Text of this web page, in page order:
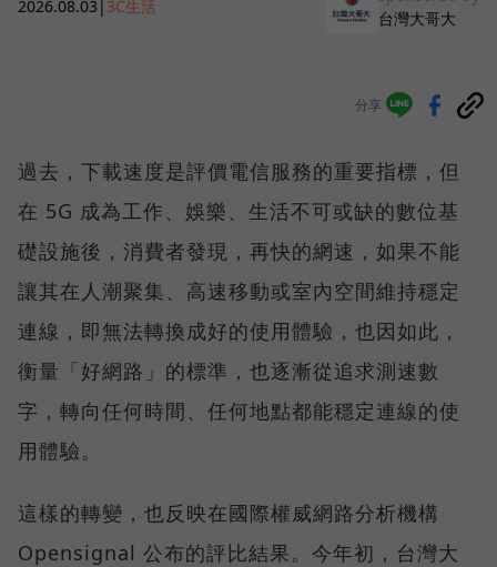
2026.08.03 3C生活
台灣大哥大
分享
過去，下載速度是評價電信服務的重要指標，但
在 5G 成為工作、娛樂、生活不可或缺的數位基
礎設施後，消費者發現，再快的網速，如果不能
讓其在人潮聚集、高速移動或室內空間維持穩定
連線，即無法轉換成好的使用體驗，也因如此，
衡量「好網路」的標準，也逐漸從追求測速數
字，轉向任何時間、任何地點都能穩定連線的使
用體驗。
這樣的轉變，也反映在國際權威網路分析機構
Opensignal 公布的評比結果。今年初，台灣大